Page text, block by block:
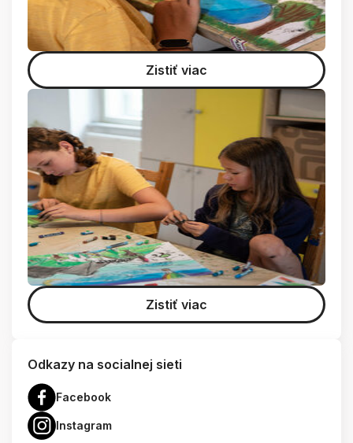
Zistiť viac
Zistiť viac
Odkazy na socialnej sieti
Facebook
Instagram